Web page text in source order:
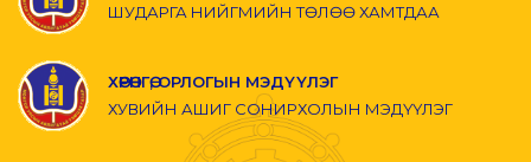
ШУДАРГА НИЙГМИЙН ТӨЛӨӨ ХАМТДАА
ХӨРӨНГӨ, ОРЛОГЫН МЭДҮҮЛЭГ
ХУВИЙН АШИГ СОНИРХОЛЫН МЭДҮҮЛЭГ